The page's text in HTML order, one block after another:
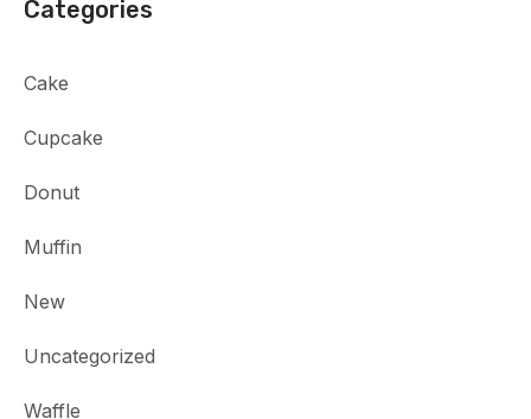
Categories
Cake
Cupcake
Donut
Muffin
New
Uncategorized
Waffle